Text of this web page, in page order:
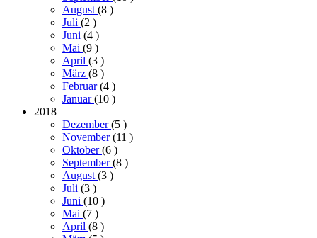
August(8 )
Juli (2 )
Juni (4 )
Mai (9 )
April (3 )
März (8 )
Februar(4 )
Januar(10 )
2018
Dezember(5 )
November(11 )
Oktober(6 )
September(8 )
August(3 )
Juli (3 )
Juni (10 )
Mai (7 )
April (8 )